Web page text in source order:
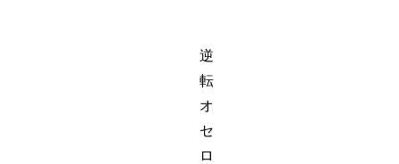
逆
転
オ
セ
ロ